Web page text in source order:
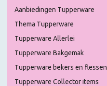
Aanbiedingen Tupperware
Thema Tupperware
Tupperware Allerlei
Tupperware Bakgemak
Tupperware bekers en flessen
Tupperware Collector items